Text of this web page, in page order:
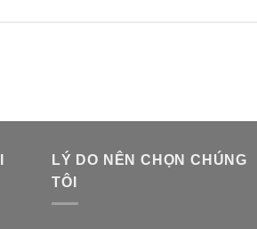
LÝ DO NÊN CHỌN CHÚNG
TÔI